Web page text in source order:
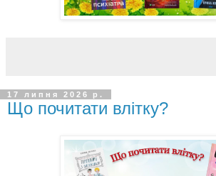
17 липня 2026 р.
Що почитати влітку?